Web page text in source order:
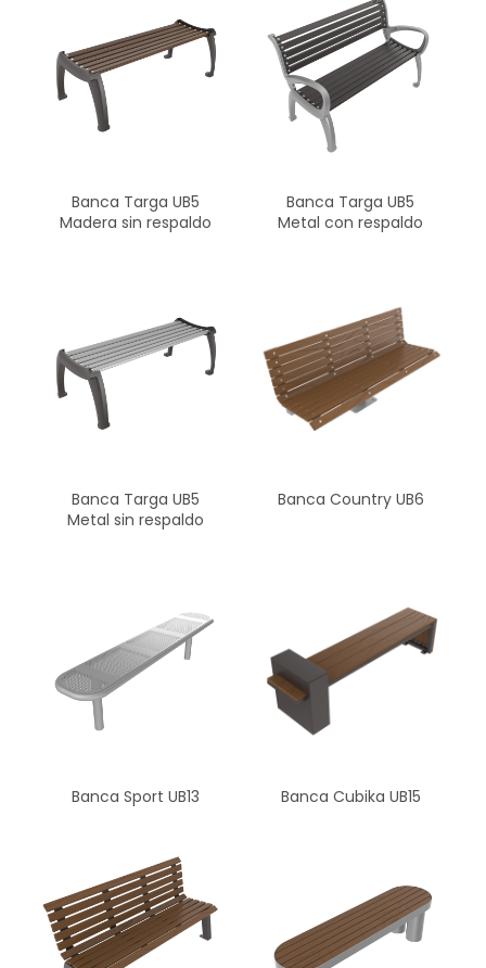
Banca Targa UB5
Madera sin respaldo
Banca Targa UB5
Metal con respaldo
Banca Targa UB5
Metal sin respaldo
Banca Country UB6
Banca Sport UB13 Banca Cubika UB15